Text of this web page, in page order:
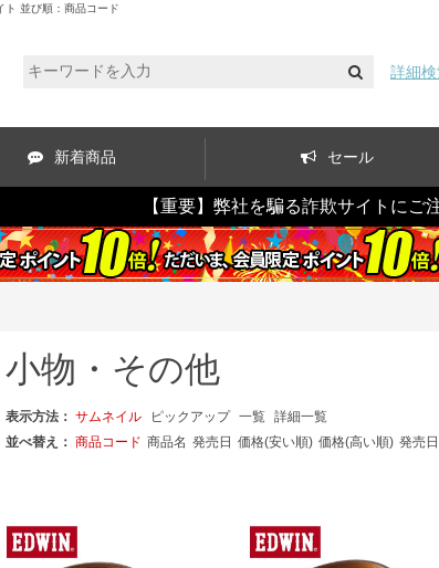
ト 並び順：商品コード
詳細
新着商品 セール
【重要】弊社を騙る詐欺サイトにご
小物・その他
表示方法： サムネイル ピックアップ 一覧 詳細一覧
並べ替え： 商品コード 商品名 発売日 価格(安い順) 価格(高い順) 発売